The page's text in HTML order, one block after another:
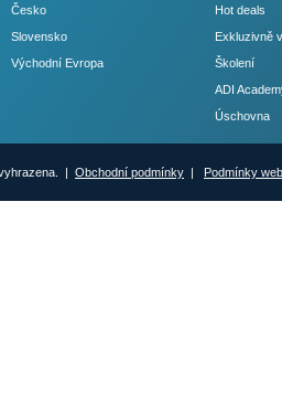
Česko
Slovensko
Východní Evropa
Hot deals
Exkluzivně
Školení
ADI
Úschovna
| Obchodní podmínky | Podmínky